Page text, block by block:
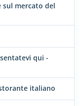
mercato del
qui -
italiano